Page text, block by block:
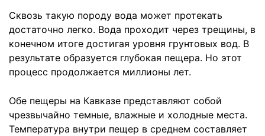
Сквозь такую породу вода может протекать
достаточно легко. Вода проходит через трещины, в
конечном итоге достигая уровня грунтовых вод. В
результате образуется глубокая пещера. Но этот
процесс продолжается миллионы лет.
Обе пещеры на Кавказе представляют собой
чрезвычайно темные, влажные и холодные места.
Температура внутри пещер в среднем составляет